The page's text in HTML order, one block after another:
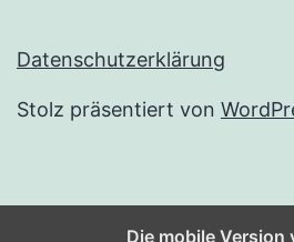
Datenschutzerklärung
Stolz präsentiert von
Die mobile Version